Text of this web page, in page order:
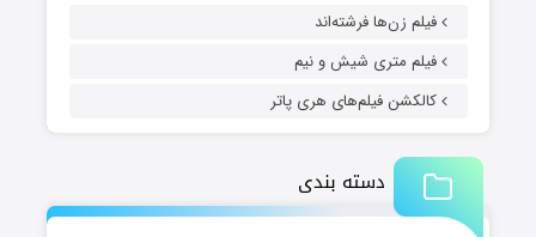
فیلم زن‌ها فرشته‌اند
فیلم متری شیش و نیم
کالکشن فیلم‌های هری پاتر
دسته بندی